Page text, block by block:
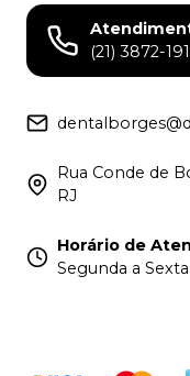
(21) 3872-
Rua Conde de
RJ
Horário de
Segunda a